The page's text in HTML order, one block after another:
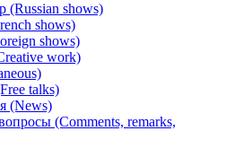
(Russian shows)
shows)
shows)
work)
talks)
(News)
(Comments, remarks,